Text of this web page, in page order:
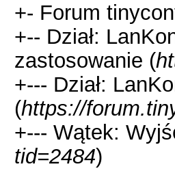
+- Forum
+-- Dział:
zastosowanie (
+--- Dział:
(https://
+--- Wątek:
tid=2484)